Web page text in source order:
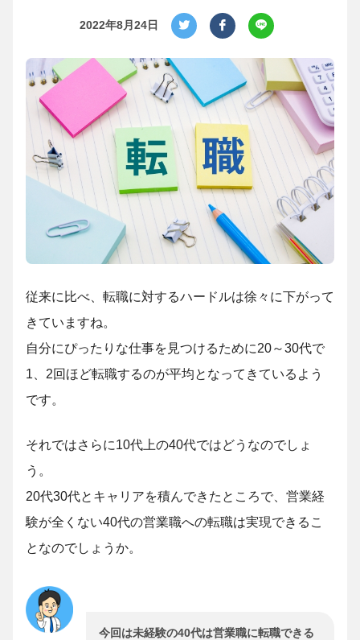
2022年8月24日
従来に比べ、転職に対するハードルは徐々に下がって
きていますね。
自分にぴったりな仕事を見つけるために20～30代で
1、2回ほど転職するのが平均となってきているよう
です。
それではさらに10代上の40代ではどうなのでしょ
う。
20代30代とキャリアを積んできたところで、営業経
験が全くない40代の営業職への転職は実現できるこ
となのでしょうか。
今回は未経験の40代は営業職に転職できる